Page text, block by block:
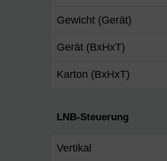
Gewicht (Gerät)
Gerät (BxHxT)
Karton (BxHxT)
LNB-Steuerung
Vertikal